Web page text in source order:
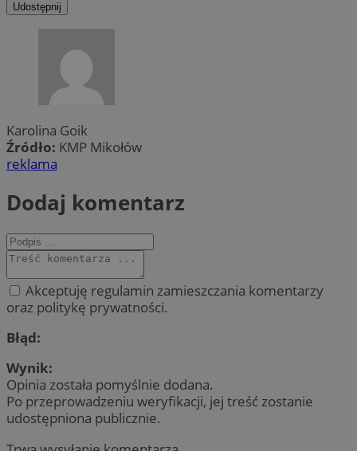
Udostępnij
Karolina Goik
Źródło: KMP Mikołów
reklama
Dodaj komentarz
Akceptuję regulamin zamieszczania komentarzy
oraz politykę prywatności.
Błąd:
Wynik:
Opinia została pomyślnie dodana.
Po przeprowadzeniu weryfikacji, jej treść zostanie
udostępniona publicznie.